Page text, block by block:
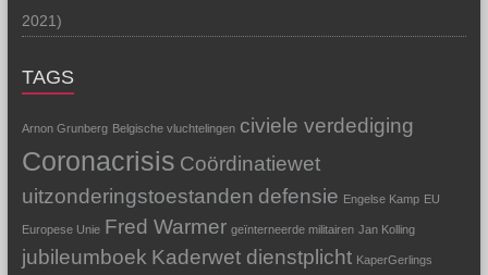
2021)
TAGS
Arnon Grunberg Belgische vluchtelingen civiele verdediging
Coronacrisis Coördinatiewet
uitzonderingstoestanden defensie Engelse Kamp EU
Europese Unie Fred Warmer geïnterneerde militairen Jan Kolling
jubileumboek Kaderwet dienstplicht KaperGerlings